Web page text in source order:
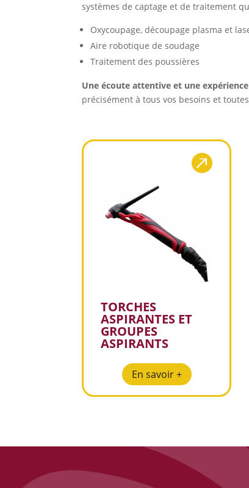
systèmes de captage et de traitement
Oxycoupage, découpage plasma et
Aire robotique de soudage
Traitement des poussières
Une écoute attentive et une expérience
précisément à tous vos besoins et

TORCHES
ASPIRANTES ET
GROUPES
ASPIRANTS
En savoir +